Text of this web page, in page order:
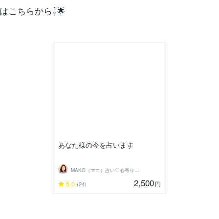
こちらから⇩🌟
あなた様の今を占います
5.0 (24) 2,500円